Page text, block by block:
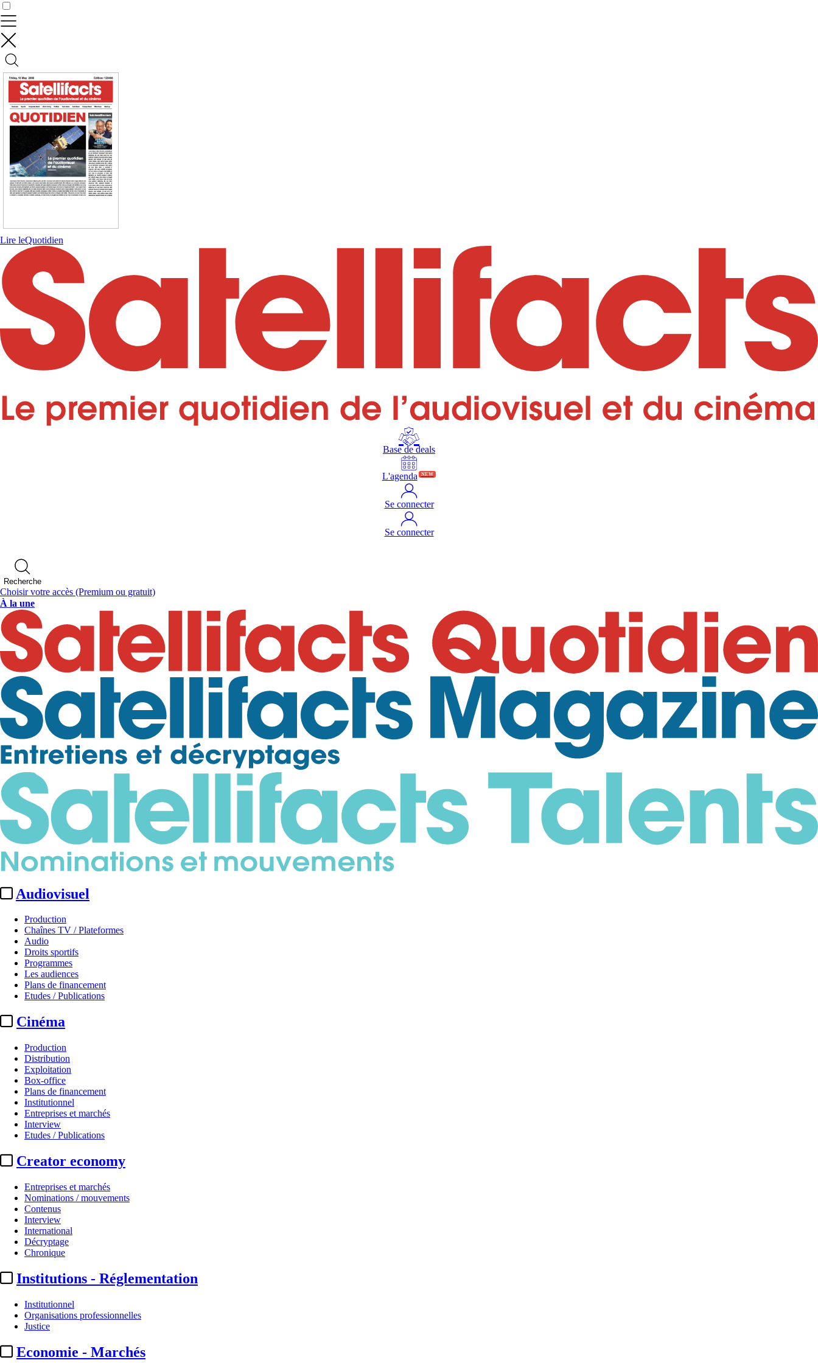
Lire leQuotidien
Base de deals
L'agenda NEW
Se connecter
Se connecter
Recherche
Choisir votre accès (Premium ou gratuit)
À la une
Audiovisuel
Production
Chaînes TV / Plateformes
Audio
Droits sportifs
Programmes
Les audiences
Plans de financement
Etudes / Publications
Cinéma
Production
Distribution
Exploitation
Box-office
Plans de financement
Institutionnel
Entreprises et marchés
Interview
Etudes / Publications
Creator economy
Entreprises et marchés
Nominations / mouvements
Contenus
Interview
International
Décryptage
Chronique
Institutions - Réglementation
Institutionnel
Organisations professionnelles
Justice
Economie - Marchés
Nominations / mouvements
CESP :David Lacombled (La villa numeris) élu président
Par
AS
Contrôler vos données